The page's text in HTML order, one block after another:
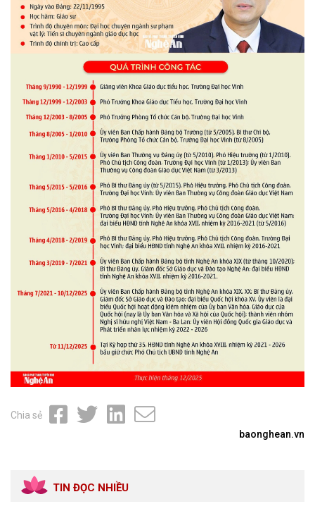
Chia sẻ
baonghean.vn
TIN ĐỌC NHIỀU